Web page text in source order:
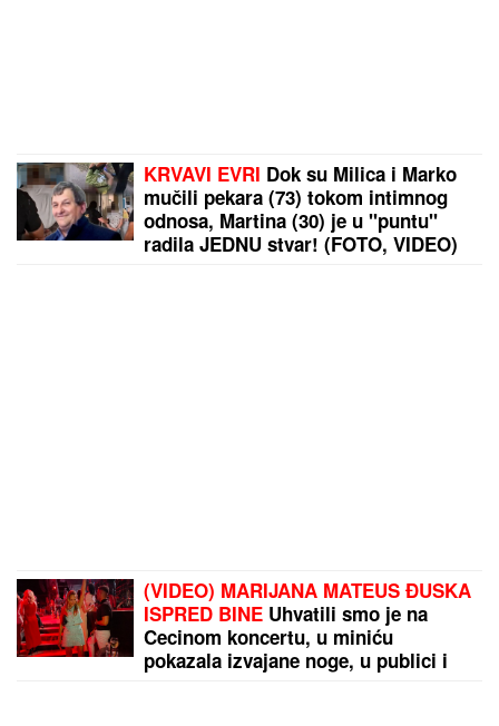
KRVAVI EVRI Dok su Milica i Marko
mučili pekara (73) tokom intimnog
odnosa, Martina (30) je u "puntu"
radila JEDNU stvar! (FOTO, VIDEO)
(VIDEO) MARIJANA MATEUS ĐUSKA
ISPRED BINE Uhvatili smo je na
Cecinom koncertu, u miniću
pokazala izvajane noge, u publici i